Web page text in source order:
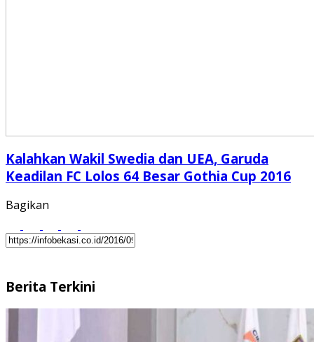
Kalahkan Wakil Swedia dan UEA, Garuda
Keadilan FC Lolos 64 Besar Gothia Cup 2016
Bagikan
Berita Terkini